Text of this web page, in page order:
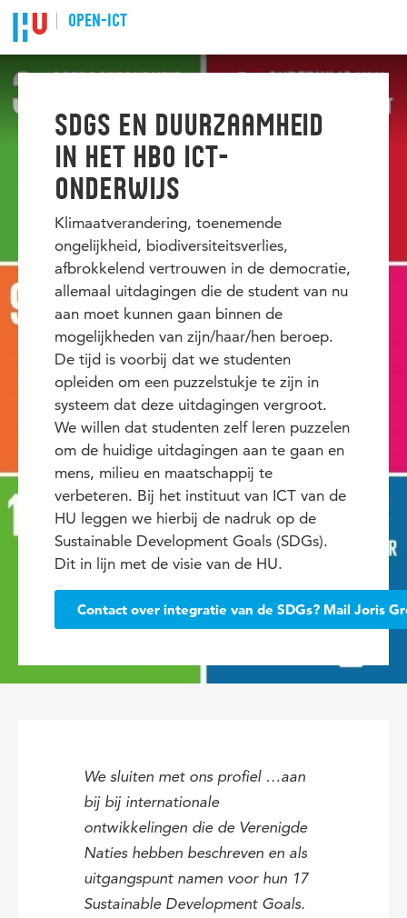
Spring naar pagina inhoud
OPEN-ICT
Home
SDGS EN DUURZAAMHEID
IN HET HBO ICT-
ONDERWIJS
Klimaatverandering, toenemende
ongelijkheid, biodiversiteitsverlies,
afbrokkelend vertrouwen in de democratie,
allemaal uitdagingen die de student van nu
aan moet kunnen gaan binnen de
mogelijkheden van zijn/haar/hen beroep.
De tijd is voorbij dat we studenten
opleiden om een puzzelstukje te zijn in
systeem dat deze uitdagingen vergroot.
We willen dat studenten zelf leren puzzelen
om de huidige uitdagingen aan te gaan en
mens, milieu en maatschappij te
verbeteren. Bij het instituut van ICT van de
HU leggen we hierbij de nadruk op de
Sustainable Development Goals (SDGs).
Dit in lijn met de visie van de HU.
Contact over integratie van de SDGs? Mail Joris
We sluiten met ons profiel …aan
bij bij internationale
ontwikkelingen die de Verenigde
Naties hebben beschreven en als
uitgangspunt namen voor hun 17
Sustainable Development Goals.